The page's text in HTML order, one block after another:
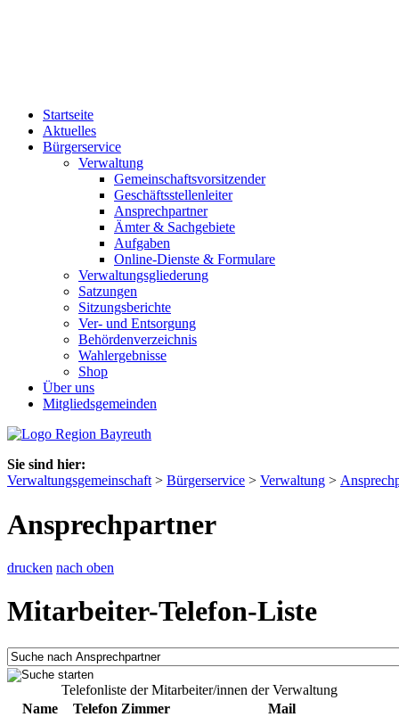
Startseite
Aktuelles
Bürgerservice
Verwaltung
Gemeinschaftsvorsitzender
Geschäftsstellenleiter
Ansprechpartner
Ämter & Sachgebiete
Aufgaben
Online-Dienste & Formulare
Verwaltungsgliederung
Satzungen
Sitzungsberichte
Ver- und Entsorgung
Behördenverzeichnis
Wahlergebnisse
Shop
Über uns
Mitgliedsgemeinden
Sie sind hier:
Verwaltungsgemeinschaft > Bürgerservice > Verwaltung >
Ansprechpartner
drucken nach oben
Mitarbeiter-Telefon-Liste
Telefonliste der Mitarbeiter/innen der Verwaltung
Name
Telefon Zimmer Mail